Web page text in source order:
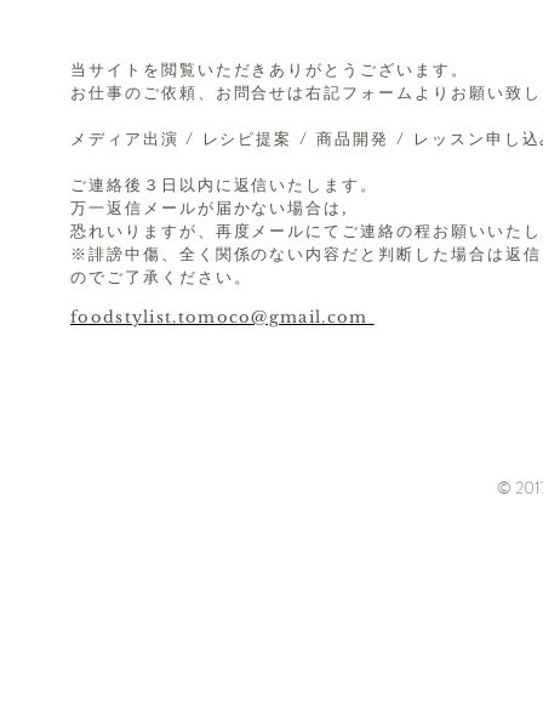
foodstylist.tomoco@gmail.com
当サイトを閲覧いただきありがとうございます。
お仕事のご依頼、お問合せは右記フォームよりお願い致
メディア出演 / レシピ提案 / 商品開発 / レッスン申し
ご連絡後３日以内に返信いたします。
万一返信メールが届かない場合は,
恐れいりますが、再度メールにてご連絡の程お願いいた
※誹謗中傷、全く関係のない内容だと判断した場合は返
のでご了承ください。
©